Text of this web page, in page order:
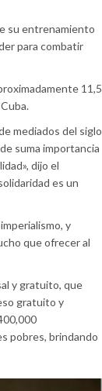
su entrenamiento
para combatir
11,5
mediados del siglo
suma importancia
dijo el
es un
y
que ofrecer al
y gratuito, que
gratuito y
pobres, brindando